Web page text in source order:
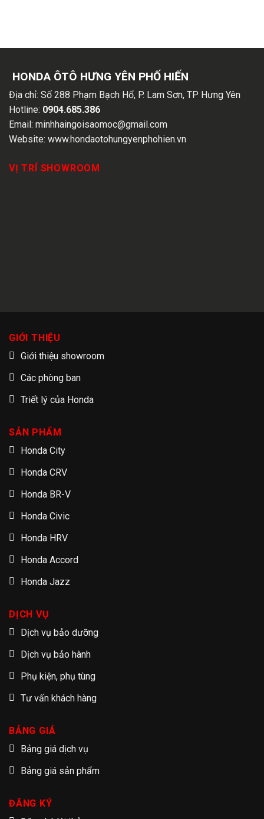
HONDA ÔTÔ HƯNG YÊN PHỐ HIẾN
Địa chỉ: Số 288 Phạm Bạch Hổ, P. Lam Sơn, TP Hưng Yên
Hotline: 0904.685.386
Email: minhhaingoisaomoc@gmail.com
Website: www.hondaotohungyenphohien.vn
VỊ TRÍ SHOWROOM
GIỚI THIỆU
Giới thiệu showroom
Các phòng ban
Triết lý của Honda
SẢN PHẨM
Honda City
Honda CRV
Honda BR-V
Honda Civic
Honda HRV
Honda Accord
Honda Jazz
DỊCH VỤ
Dịch vụ bảo dưỡng
Dịch vụ bảo hành
Phụ kiện, phụ tùng
Tư vấn khách hàng
BẢNG GIÁ
Bảng giá dịch vụ
Bảng giá sản phẩm
ĐĂNG KÝ